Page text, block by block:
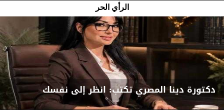
الرأي الحر
دكتورة دينا المصري تكتب: انظر إلى نفسك